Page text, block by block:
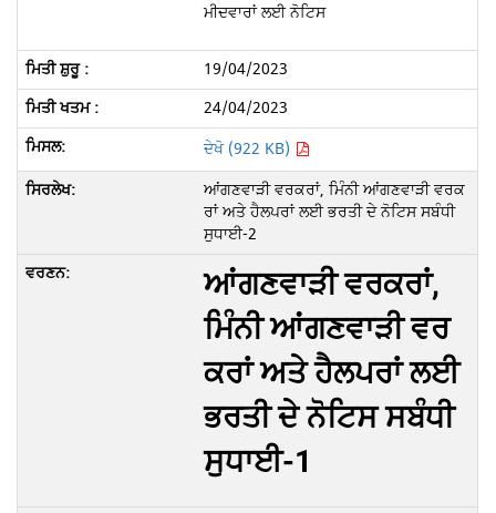
ਮੀਦਵਾਰਾਂ ਲਈ ਨੋਟਿਸ
19/04/2023
24/04/2023
ਦੇਖੋ (922 KB)
ਆਂਗਣਵਾੜੀ ਵਰਕਰਾਂ, ਮਿੰਨੀ ਆਂਗਣਵਾੜੀ ਵਰਕ
ਰਾਂ ਅਤੇ ਹੈਲਪਰਾਂ ਲਈ ਭਰਤੀ ਦੇ ਨੋਟਿਸ ਸਬੰਧੀ
ਸੁਧਾਈ-2
ਆਂਗਣਵਾੜੀ ਵਰਕਰਾਂ,
ਮਿੰਨੀ ਆਂਗਣਵਾੜੀ ਵਰ
ਕਰਾਂ ਅਤੇ ਹੈਲਪਰਾਂ ਲਈ
ਭਰਤੀ ਦੇ ਨੋਟਿਸ ਸਬੰਧੀ
ਸੁਧਾਈ-1